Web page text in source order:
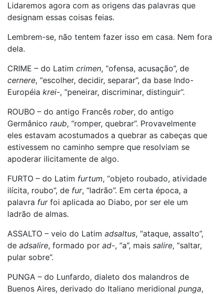
Lidaremos agora com as origens das palavras que
designam essas coisas feias.
Lembrem-se, não tentem fazer isso em casa. Nem fora
dela.
CRIME – do Latim crimen, “ofensa, acusação”, de
cernere, “escolher, decidir, separar”, da base Indo-
Européia krei-, “peneirar, discriminar, distinguir”.
ROUBO – do antigo Francês rober, do antigo
Germânico raub, “romper, quebrar”. Provavelmente
eles estavam acostumados a quebrar as cabeças que
estivessem no caminho sempre que resolviam se
apoderar ilicitamente de algo.
FURTO – do Latim furtum, “objeto roubado, atividade
ilícita, roubo”, de fur, “ladrão”. Em certa época, a
palavra furfoi aplicada ao Diabo, por ser ele um
ladrão de almas.
ASSALTO – veio do Latim adsaltus, “ataque, assalto”,
de adsalire, formado por ad-, “a”, mais salire, “saltar,
pular sobre”.
PUNGA – do Lunfardo, dialeto dos malandros de
Buenos Aires, derivado do Italiano meridional punga,